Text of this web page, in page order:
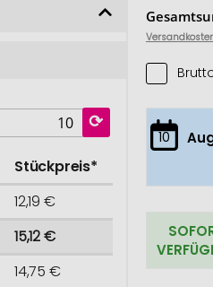
Stückpreis*
12,19 €
15,12 €
14,75 €
10